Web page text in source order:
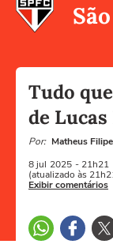
Tudo
de
Por: Matheus Filipe
8 jul 2025 - 21h21
(atualizado às
Exibir comentários